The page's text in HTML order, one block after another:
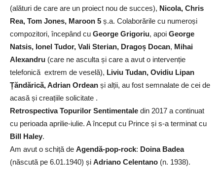
(alături de care are un proiect nou de succes), Nicola, Chris
Rea, Tom Jones, Maroon 5 ș.a. Colaborările cu numeroși
compozitori, începând cu George Grigoriu, apoi George
Natsis, Ionel Tudor, Vali Sterian, Dragoș Docan, Mihai
Alexandru (care ne asculta și care a avut o intervenție
telefonică extrem de veselă), Liviu Tudan, Ovidiu Lipan
Țăndărică, Adrian Ordean și alții, au fost semnalate de cei de
acasă și creațiile solicitate .
Retrospectiva Topurilor Sentimentale din 2017 a continuat
cu perioada aprilie-iulie. A început cu Prince și s-a terminat cu
Bill Haley.
Am avut o schiță de Agendă-pop-rock: Doina Badea
(născută pe 6.01.1940) și Adriano Celentano (n. 1938).